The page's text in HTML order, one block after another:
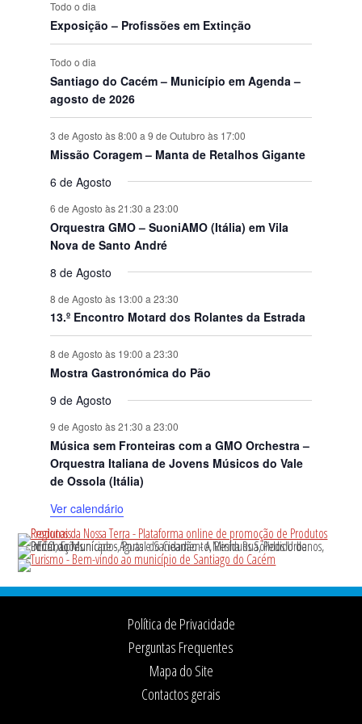
t
o
s
Todo o dia
Exposição – Profissões em Extinção
Todo o dia
Santiago do Cacém – Município em Agenda –
agosto de 2026
3 de Agosto às 8:00 a 9 de Outubro às 17:00
Missão Coragem – Manta de Retalhos Gigante
6 de Agosto
6 de Agosto às 21:30 a 23:00
Orquestra GMO – SuoniAMO (Itália) em Vila
Nova de Santo André
8 de Agosto
8 de Agosto às 13:00 a 23:30
13.º Encontro Motard dos Rolantes da Estrada
8 de Agosto às 19:00 a 23:30
Mostra Gastronómica do Pão
9 de Agosto
9 de Agosto às 21:30 a 23:00
Música sem Fronteiras com a GMO Orchestra –
Orquestra Italiana de Jovens Músicos do Vale
de Ossola (Itália)
Ver calendário
Footer
Política de Privacidade
Perguntas Frequentes
Mapa do Site
Contactos gerais